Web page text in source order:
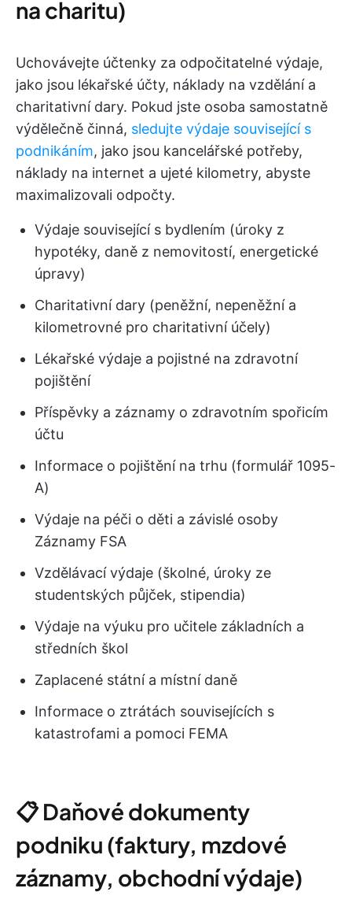
na charitu)
Uchovávejte účtenky za odpočitatelné výdaje,
jako jsou lékařské účty, náklady na vzdělání a
charitativní dary. Pokud jste osoba samostatně
výdělečně činná, sledujte výdaje související s
podnikáním, jako jsou kancelářské potřeby,
náklady na internet a ujeté kilometry, abyste
maximalizovali odpočty.
Výdaje související s bydlením (úroky z
hypotéky, daně z nemovitostí, energetické
úpravy)
Charitativní dary (peněžní, nepeněžní a
kilometrovné pro charitativní účely)
Lékařské výdaje a pojistné na zdravotní
pojištění
Příspěvky a záznamy o zdravotním spořicím
účtu
Informace o pojištění na trhu (formulář 1095-
A)
Výdaje na péči o děti a závislé osoby
Záznamy FSA
Vzdělávací výdaje (školné, úroky ze
studentských půjček, stipendia)
Výdaje na výuku pro učitele základních a
středních škol
Zaplacené státní a místní daně
Informace o ztrátách souvisejících s
katastrofami a pomoci FEMA
📋 Daňové dokumenty
podniku (faktury, mzdové
záznamy, obchodní výdaje)